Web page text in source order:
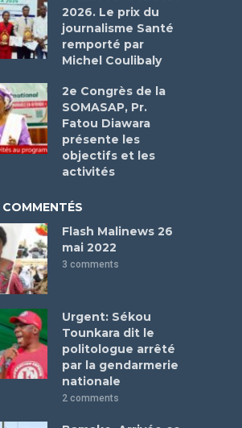
2026. Le prix du
journalisme Santé
remporté par
Michel Coulibaly
2e Congrès de la
SOMASAP, Pr.
Fatou Diawara
présente les
objectifs et les
activités
Flash Malinews 26
mai 2022
3 comments
Urgent: Sékou
Tounkara dit le
politologue arrêté
par la gendarmerie
nationale
2 comments